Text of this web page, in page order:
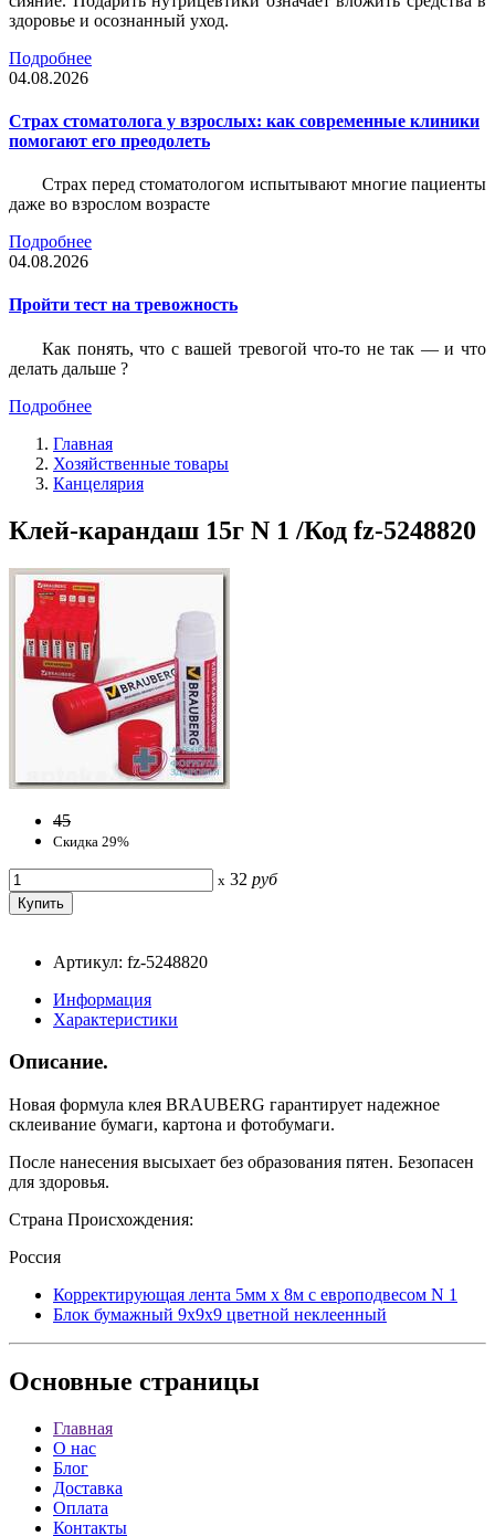
здоровье и осознанный уход.
Подробнее
04.08.2026
Страх стоматолога у взрослых: как современные клиники
помогают его преодолеть
Страх перед стоматологом испытывают многие пациенты
даже во взрослом возрасте
Подробнее
04.08.2026
Пройти тест на тревожность
Как понять, что с вашей тревогой что-то не так — и что
делать дальше ?
Подробнее
Главная
Хозяйственные товары
Канцелярия
Клей-карандаш 15г N 1 /Код fz-5248820
45
Скидка 29%
x 32 руб
Артикул: fz-5248820
Информация
Характеристики
Описание.
Новая формула клея BRAUBERG гарантирует надежное
склеивание бумаги, картона и фотобумаги.
После нанесения высыхает без образования пятен. Безопасен
для здоровья.
Страна Происхождения:
Россия
Корректирующая лента 5мм x 8м с европодвесом N 1
Блок бумажный 9x9x9 цветной неклеенный
Основные страницы
Главная
О нас
Блог
Доставка
Оплата
Контакты